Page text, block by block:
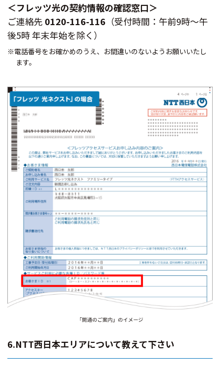
＜フレッツ光の契約情報の確認窓口＞
ご連絡先 0120-116-116 （受付時間：午前9時～午
後5時 年末年始を除く）
※電話番号をお確かめのうえ、お間違いのないようお願いいたし
ます。
6.NTT西日本エリアについて教えて下さい